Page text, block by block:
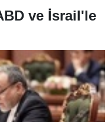
ve İsrail'le